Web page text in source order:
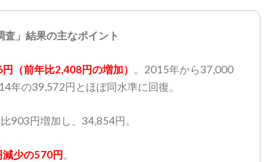
査」結果の主なポイント
（前年比2,408円の増加）
。2015年から37,000
年の39,572円とほぼ同水準に回復。
903円増加し、34,854円。
少の570円 。